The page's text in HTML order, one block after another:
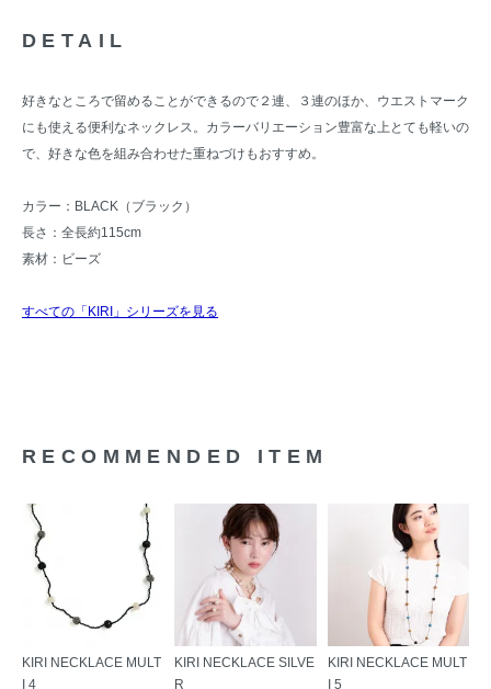
DETAIL
好きなところで留めることができるので２連、３連のほか、ウエストマーク
にも使える便利なネックレス。カラーバリエーション豊富な上とても軽いの
で、好きな色を組み合わせた重ねづけもおすすめ。
カラー：BLACK（ブラック）
長さ：全長約115cm
素材：ビーズ
すべての「KIRI」シリーズを見る
RECOMMENDED ITEM
KIRI NECKLACE MULT
I 4
KIRI NECKLACE SILVE
R
KIRI NECKLACE MULT
I 5